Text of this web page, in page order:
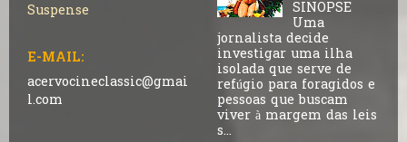
Suspense
E-MAIL:
acervocineclassic@gmai
l.com
SINOPSE
Uma
jornalista decide
investigar uma ilha
isolada que serve de
refúgio para foragidos e
pessoas que buscam
viver à margem das leis
s...